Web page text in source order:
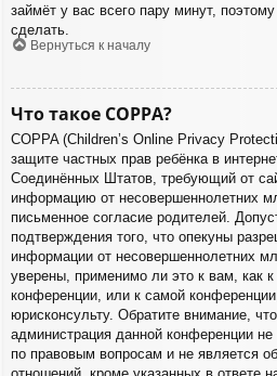
займёт у вас всего пару минут,
сделать.
Вернуться к началу
Что такое COPPA?
COPPA (Children’s Online Privacy
защите частных прав ребёнка в
Соединённых Штатов, требующий от
информацию от несовершеннолетних
письменное согласие родителей.
подтверждения того, что опекуны
информации от несовершеннолетних
уверены, применимо ли это к вам, как
конференции, или к самой
юрисконсульту. Обратите внимание,
администрация данной конференции
по правовым вопросам и не является